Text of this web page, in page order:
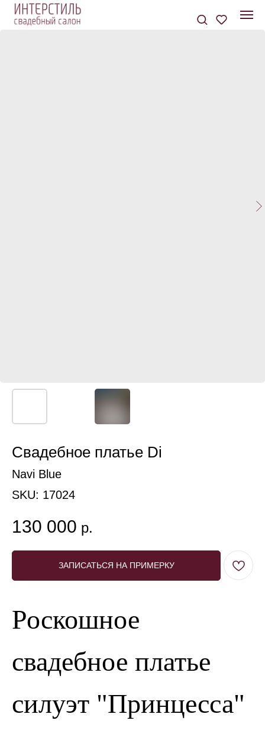
Свадебное платье Di
Navi Blue
SKU: 17024
130 000 р.
ЗАПИСАТЬСЯ НА ПРИМЕРКУ
Роскошное
свадебное платье
силуэт "Принцесса"